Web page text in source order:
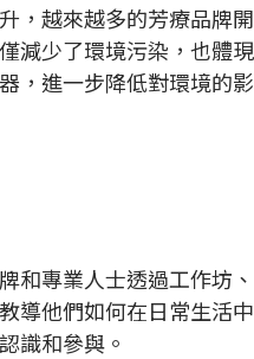
，越來越多的芳療品牌
減少了環境污染，也體
，進一步降低對環境的
和專業人士透過工作坊
導他們如何在日常生活
識和參與。